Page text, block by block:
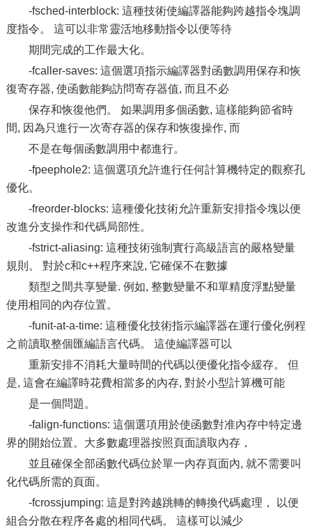
-fsched-interblock: 這種技術使編譯器能夠跨越指令塊調
度指令。 這可以非常靈活地移動指令以便等待
期間完成的工作最大化。
-fcaller-saves: 這個選項指示編譯器對函數調用保存和恢
復寄存器, 使函數能夠訪問寄存器值, 而且不必
保存和恢復他們。 如果調用多個函數, 這樣能夠節省時
間, 因為只進行一次寄存器的保存和恢復操作, 而
不是在每個函數調用中都進行。
-fpeephole2: 這個選項允許進行任何計算機特定的觀察孔
優化。
-freorder-blocks: 這種優化技術允許重新安排指令塊以便
改進分支操作和代碼局部性。
-fstrict-aliasing: 這種技術強制實行高級語言的嚴格變量
規則。 對於c和c++程序來說, 它確保不在數據
類型之間共享變量. 例如, 整數變量不和單精度浮點變量
使用相同的內存位置。
-funit-at-a-time: 這種優化技術指示編譯器在運行優化例程
之前讀取整個匯編語言代碼。 這使編譯器可以
重新安排不消耗大量時間的代碼以便優化指令緩存。 但
是, 這會在編譯時花費相當多的內存, 對於小型計算機可能
是一個問題。
-falign-functions: 這個選項用於使函數對准內存中特定邊
界的開始位置。大多數處理器按照頁面讀取內存，
並且確保全部函數代碼位於單一內存頁面內, 就不需要叫
化代碼所需的頁面。
-fcrossjumping: 這是對跨越跳轉的轉換代碼處理， 以便
組合分散在程序各處的相同代碼。 這樣可以減少